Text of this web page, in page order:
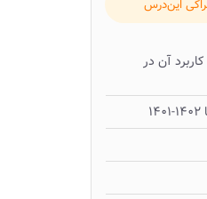
این‌درس
آن در